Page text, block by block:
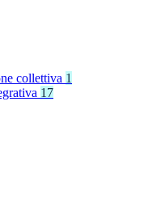
collettiva 1
17